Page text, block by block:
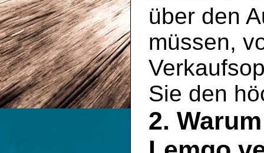
über den
müssen,
Sie den
2.